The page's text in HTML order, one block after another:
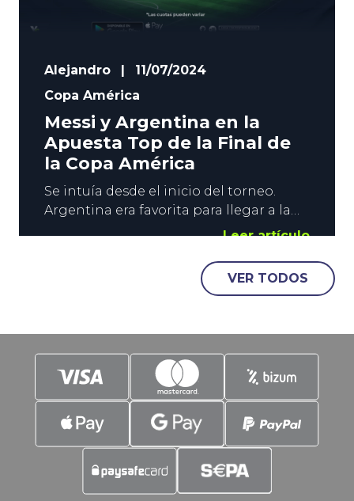
Alejandro
11/07/2024
Copa América
Messi y Argentina en la
Apuesta Top de la Final de
la Copa América
Se intuía desde el inicio del torneo.
Argentina era favorita para llegar a la
Final de la Copa América, y no ha
han mostrado muy sólidos, y llegan a
Miami como favoritos para revalidar el
Leer artículo
VER TODOS